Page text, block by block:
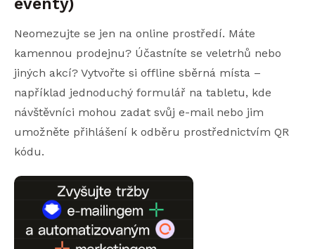
Neomezujte se jen na online prostředí. Máte
kamennou prodejnu? Účastníte se veletrhů nebo
jiných akcí? Vytvořte si offline sběrná místa –
například jednoduchý formulář na tabletu, kde
návštěvníci mohou zadat svůj e-mail nebo jim
umožněte přihlášení k odběru prostřednictvím QR
kódu.